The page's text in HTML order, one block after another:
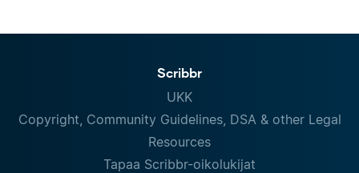
Scribbr
UKK
Copyright, Community Guidelines, DSA & other Legal
Resources
Tapaa Scribbr-oikolukijat